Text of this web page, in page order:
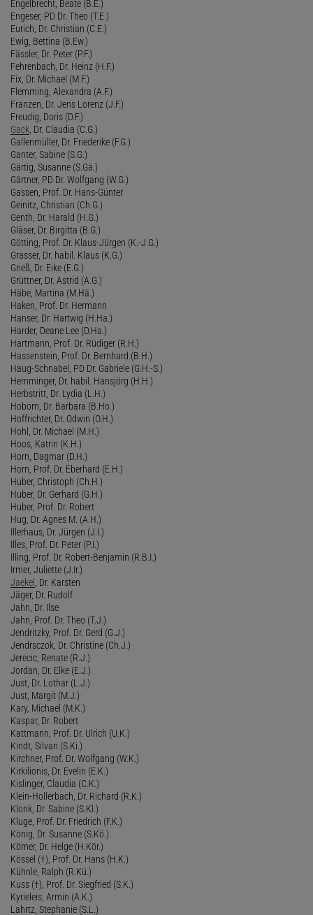
Engelbrecht, Beate (B.E.)
Engeser, PD Dr. Theo (T.E.)
Eurich, Dr. Christian (C.E.)
Ewig, Bettina (B.Ew.)
Fässler, Dr. Peter (P.F.)
Fehrenbach, Dr. Heinz (H.F.)
Fix, Dr. Michael (M.F.)
Flemming, Alexandra (A.F.)
Franzen, Dr. Jens Lorenz (J.F.)
Freudig, Doris (D.F.)
Gack , Dr. Claudia (C.G.)
Gallenmüller, Dr. Friederike (F.G.)
Ganter, Sabine (S.G.)
Gärtig, Susanne (S.Gä.)
Gärtner, PD Dr. Wolfgang (W.G.)
Gassen, Prof. Dr. Hans-Günter
Geinitz, Christian (Ch.G.)
Genth, Dr. Harald (H.G.)
Gläser, Dr. Birgitta (B.G.)
Götting, Prof. Dr. Klaus-Jürgen (K.-J.G.)
Grasser, Dr. habil. Klaus (K.G.)
Grieß, Dr. Eike (E.G.)
Grüttner, Dr. Astrid (A.G.)
Häbe, Martina (M.Hä.)
Haken, Prof. Dr. Hermann
Hanser, Dr. Hartwig (H.Ha.)
Harder, Deane Lee (D.Ha.)
Hartmann, Prof. Dr. Rüdiger (R.H.)
Hassenstein, Prof. Dr. Bernhard (B.H.)
Haug-Schnabel, PD Dr. Gabriele (G.H.-S.)
Hemminger, Dr. habil. Hansjörg (H.H.)
Herbstritt, Dr. Lydia (L.H.)
Hobom, Dr. Barbara (B.Ho.)
Hoffrichter, Dr. Odwin (O.H.)
Hohl, Dr. Michael (M.H.)
Hoos, Katrin (K.H.)
Horn, Dagmar (D.H.)
Horn, Prof. Dr. Eberhard (E.H.)
Huber, Christoph (Ch.H.)
Huber, Dr. Gerhard (G.H.)
Huber, Prof. Dr. Robert
Hug, Dr. Agnes M. (A.H.)
Illerhaus, Dr. Jürgen (J.I.)
Illes, Prof. Dr. Peter (P.I.)
Illing, Prof. Dr. Robert-Benjamin (R.B.I.)
Irmer, Juliette (J.Ir.)
Jaekel , Dr. Karsten
Jäger, Dr. Rudolf
Jahn, Dr. Ilse
Jahn, Prof. Dr. Theo (T.J.)
Jendritzky, Prof. Dr. Gerd (G.J.)
Jendrsczok, Dr. Christine (Ch.J.)
Jerecic, Renate (R.J.)
Jordan, Dr. Elke (E.J.)
Just, Dr. Lothar (L.J.)
Just, Margit (M.J.)
Kary, Michael (M.K.)
Kaspar, Dr. Robert
Kattmann, Prof. Dr. Ulrich (U.K.)
Kindt, Silvan (S.Ki.)
Kirchner, Prof. Dr. Wolfgang (W.K.)
Kirkilionis, Dr. Evelin (E.K.)
Kislinger, Claudia (C.K.)
Klein-Hollerbach, Dr. Richard (R.K.)
Klonk, Dr. Sabine (S.Kl.)
Kluge, Prof. Dr. Friedrich (F.K.)
König, Dr. Susanne (S.Kö.)
Körner, Dr. Helge (H.Kör.)
Kössel (†), Prof. Dr. Hans (H.K.)
Kühnle, Ralph (R.Kü.)
Kuss (†), Prof. Dr. Siegfried (S.K.)
Kyrieleis, Armin (A.K.)
Lahrtz, Stephanie (S.L.)